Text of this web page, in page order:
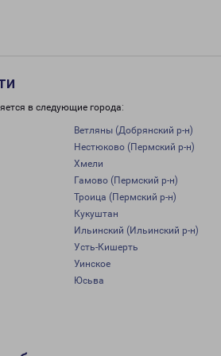
в следующие города:
Ветляны (Добрянский р-н)
Нестюково (Пермский р-н)
Хмели
Гамово (Пермский р-н)
Троица (Пермский р-н)
Кукуштан
Ильинский (Ильинский р-н)
Усть-Кишерть
Уинское
Юсьва